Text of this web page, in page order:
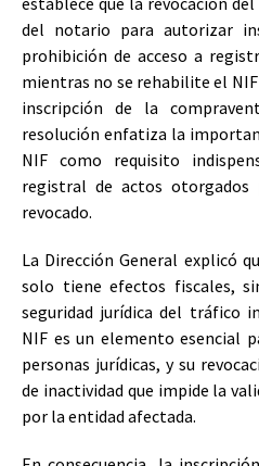
del notario para autorizar
prohibición de acceso a
mientras no se rehabilite el
inscripción de la
resolución enfatiza la
NIF como requisito
registral de actos
revocado.
La Dirección General explicó
solo tiene efectos fiscales,
seguridad jurídica del tráfico
NIF es un elemento esencial
personas jurídicas, y su
de inactividad que impide la
por la entidad afectada.